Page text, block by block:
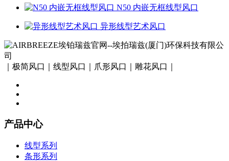
N50 内嵌无框线型风口
异形线型艺术风口
｜极简风口｜线型风口｜爪形风口｜雕花风口｜
产品中心
线型系列
条形系列